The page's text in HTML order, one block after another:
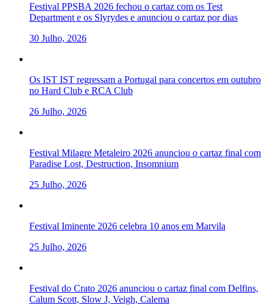
Festival PPSBA 2026 fechou o cartaz com os Test
Department e os Slyrydes e anunciou o cartaz por dias
30 Julho, 2026
Os IST IST regressam a Portugal para concertos em outubro
no Hard Club e RCA Club
26 Julho, 2026
Festival Milagre Metaleiro 2026 anunciou o cartaz final com
Paradise Lost, Destruction, Insomnium
25 Julho, 2026
Festival Iminente 2026 celebra 10 anos em Marvila
25 Julho, 2026
Festival do Crato 2026 anunciou o cartaz final com Delfins,
Calum Scott, Slow J, Veigh, Calema